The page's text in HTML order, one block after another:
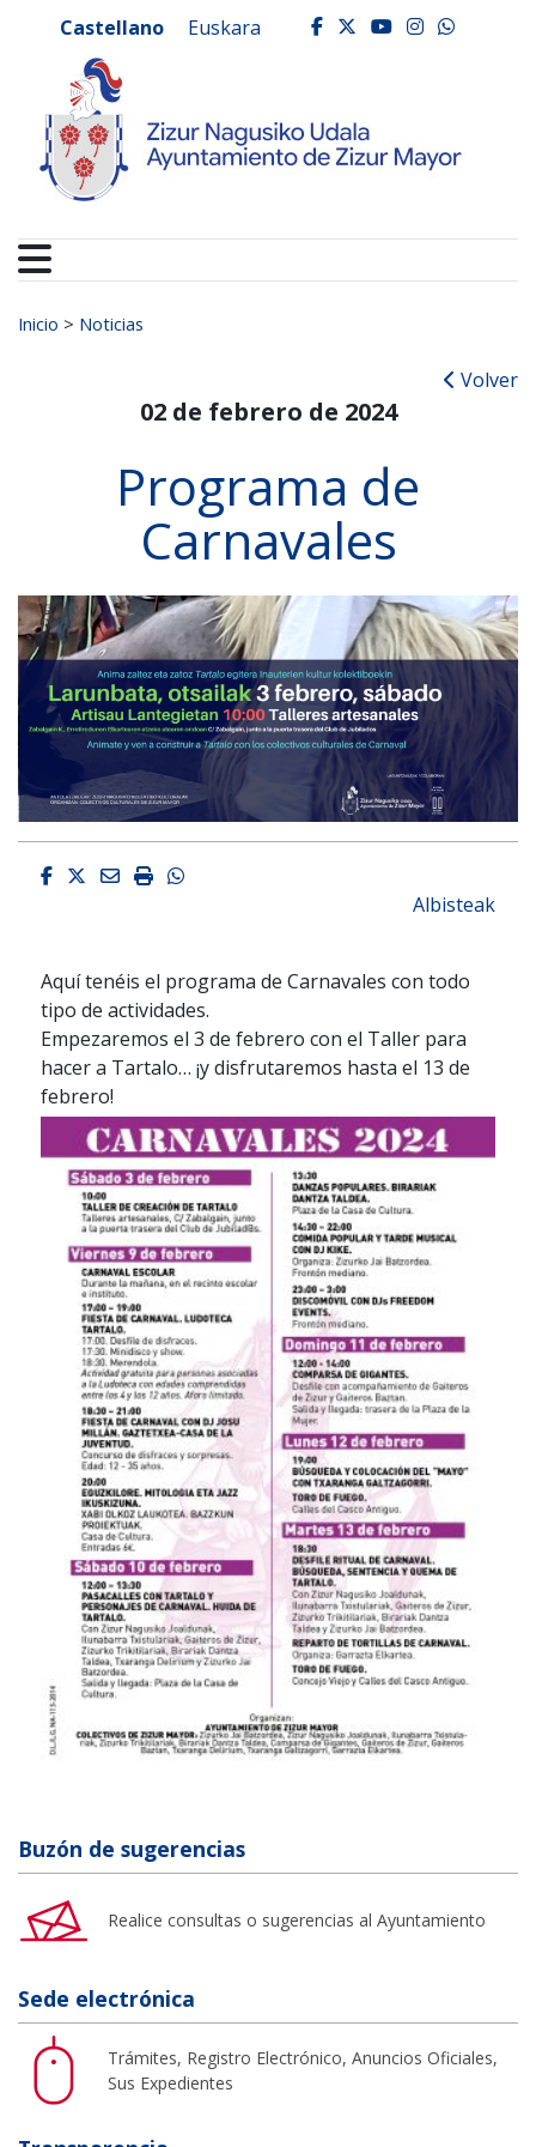
Ayuntamiento de
Castellano Euskara facebook
twitter
youtube
Buscar:
Inicio > Noticias
Volver
02 de febrero de 2024
Programa de
Carnavales
Facebook
Twitter
EmailImprimirWhatsapp
Albisteak
Aquí tenéis el programa de Carnavales con todo
tipo de actividades.
Empezaremos el 3 de febrero con el Taller para
hacer a Tartalo… ¡y disfrutaremos hasta el 13 de
febrero!
Buzón de sugerencias
Realice consultas o sugerencias al Ayuntamiento
Sede electrónica
Trámites, Registro Electrónico, Anuncios Oficiales,
Sus Expedientes